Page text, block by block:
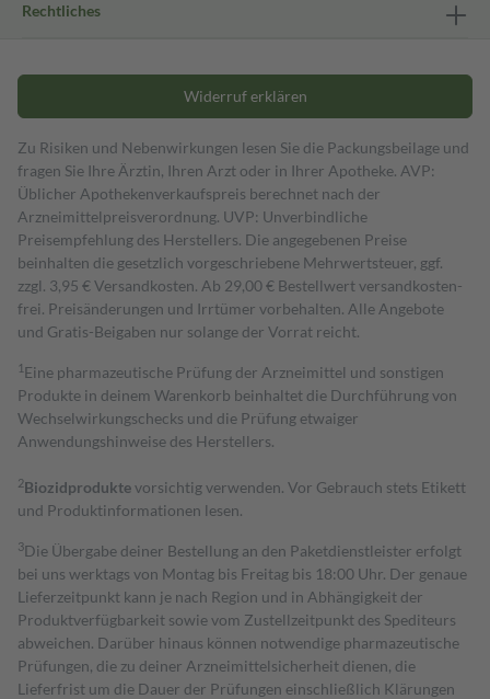
Rechtliches
Widerruf erklären
Zu Risiken und Nebenwirkungen lesen Sie die Packungsbeilage und
fragen Sie Ihre Ärztin, Ihren Arzt oder in Ihrer Apotheke. AVP:
Üblicher Apothekenverkaufspreis berechnet nach der
Arzneimittelpreisverordnung. UVP: Unverbindliche
Preisempfehlung des Herstellers. Die angegebenen Preise
beinhalten die gesetzlich vorgeschriebene Mehrwertsteuer, ggf.
zzgl. 3,95 € Versandkosten. Ab 29,00 € Bestell­wert versand­kosten­
frei. Preisänderungen und Irrtümer vorbehalten. Alle Angebote
und Gratis-Beigaben nur solange der Vorrat reicht.
1 Eine pharmazeutische Prüfung der Arzneimittel und sonstigen
Produkte in deinem Warenkorb beinhaltet die Durchführung von
Wechselwirkungschecks und die Prüfung etwaiger
Anwendungshinweise des Herstellers.
2Biozidproduktevorsichtig verwenden. Vor Gebrauch stets Etikett
und Produktinformationen lesen.
3Die Übergabe deiner Bestellung an den Paketdienstleister erfolgt
bei uns werktags von Montag bis Freitag bis 18:00 Uhr. Der genaue
Lieferzeitpunkt kann je nach Region und in Abhängigkeit der
Produktverfügbarkeit sowie vom Zustellzeitpunkt des Spediteurs
abweichen. Darüber hinaus können notwendige pharmazeutische
Prüfungen, die zu deiner Arzneimittelsicherheit dienen, die
Lieferfrist um die Dauer der Prüfungen einschließlich Klärungen